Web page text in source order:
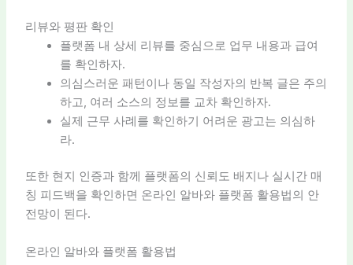
리뷰와 평판 확인
플랫폼 내 상세 리뷰를 중심으로 업무 내용과 급여
를 확인하자.
의심스러운 패턴이나 동일 작성자의 반복 글은 주의
하고, 여러 소스의 정보를 교차 확인하자.
실제 근무 사례를 확인하기 어려운 광고는 의심하
라.
또한 현지 인증과 함께 플랫폼의 신뢰도 배지나 실시간 매
칭 피드백을 확인하면 온라인 알바와 플랫폼 활용법의 안
전망이 된다.
온라인 알바와 플랫폼 활용법